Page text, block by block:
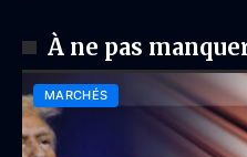
À ne pas
MARCHÉS